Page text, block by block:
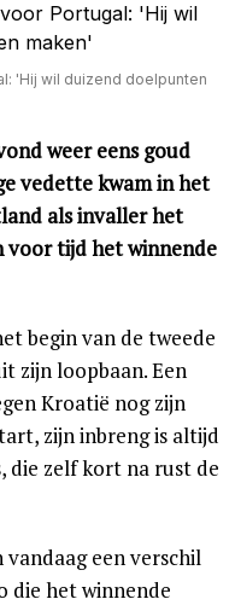
'Hij wil duizend doelpunten
weer eens goud
vedette kwam in het
als invaller het
voor tijd het winnende
begin van de tweede
zijn loopbaan. Een
Kroatië nog zijn
zijn inbreng is altijd
die zelf kort na rust de
vandaag een verschil
die het winnende